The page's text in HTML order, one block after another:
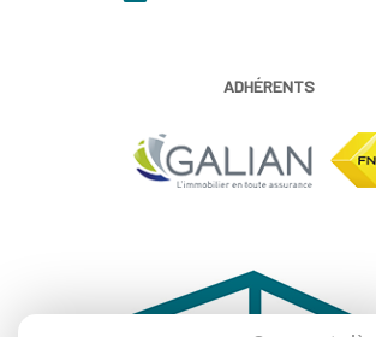
ADHÉRENTS